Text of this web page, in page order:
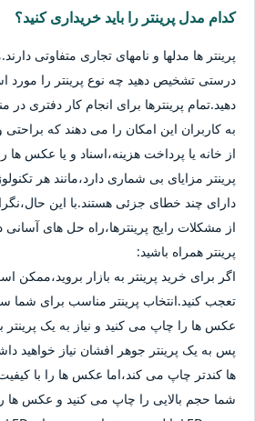
کدام مدل پرینتر را باید خریداری کنید؟
پرینتر ها مدلها و نامهای تجاری متفاوتی
درستی تشخیص دهید چه نوع پرینتر را مورد
دهید.تمام پرینترها برای انجام کار دفتری در
به کاربران این امکان را می دهند که براحتی
از خانه یا پرداخت هزینه،اسناد و یا عکس ها
پرینتر مزایای بی شماری دارد،مانند هر
دارای چند خطای جزئی هستند.با این
از مشکلات رایج پرینترها،راه حل های آسانی
پرینتر همراه باشید:
اگر برای خرید پرینتر به بازار بروید،ممکن
تعجب کنید.انتخاب پرینتر مناسب برای شما
عکس ها را چاپ می کنید و نیاز به یک پرینتر با
پس به یک پرینتر جوهر افشان نیاز خواهید
ها کندتر چاپ می کند،اما عکس ها را با
شما حجم بالایی را چاپ می کنید و عکس ها